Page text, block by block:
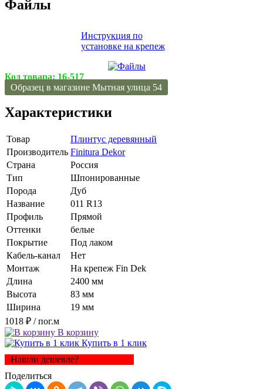
Файлы
Инструкция по
установке на крепеж
Код товара: 16-517
Образец в магазине Мытная улица 54
Характеристики
Товар
Плинтус деревянный
Производитель Finitura Dekor
Страна
Россия
Тип
Шпонированные
Порода
Дуб
Название
011 R13
Профиль
Прямой
Оттенки
белые
Покрытие
Под лаком
Кабель-канал
Нет
Монтаж
На крепеж Fin Dek
Длина
2400 мм
Высота
83 мм
Ширина
19 мм
1018 ₽ / пог.м
В корзину
Купить в 1 клик
Нашли дешевле?
Поделиться